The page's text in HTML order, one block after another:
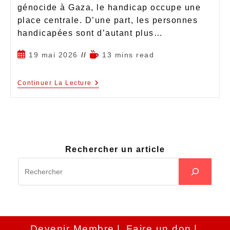
génocide à Gaza, le handicap occupe une
place centrale. D’une part, les personnes
handicapées sont d’autant plus…
19 mai 2026 13 mins read
Continuer La Lecture
Rechercher un article